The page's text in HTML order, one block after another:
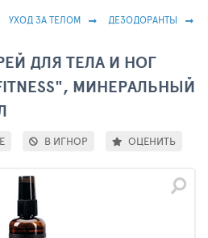
УХОД ЗА ТЕЛОМ ДЕЗОДОРАНТЫ
ДЛЯ ТЕЛА И НОГ
FITNESS", МИНЕРАЛЬНЫЙ
В ИГНОР ОЦЕНИТЬ